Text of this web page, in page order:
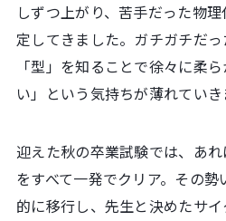
しずつ上がり、苦手だった物
定してきました。ガチガチだ
「型」を知ることで徐々に柔
い」という気持ちが薄れていき
迎えた秋の卒業試験では、あ
をすべて一発でクリア。その
的に移行し、先生と決めたサ